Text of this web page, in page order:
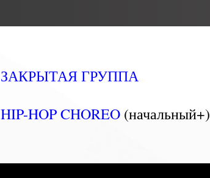
ЗАКРЫТАЯ ГРУППА
HIP-HOP CHOREO (начальный+)